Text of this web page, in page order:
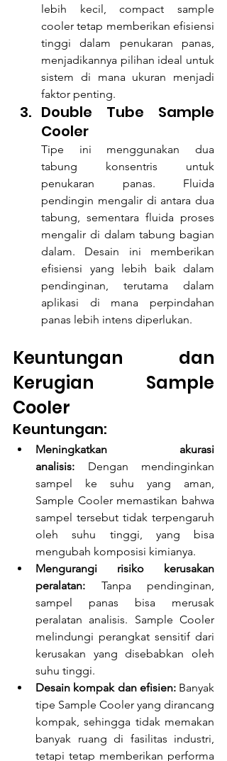
lebih kecil, compact sample
cooler tetap memberikan efisiensi
tinggi dalam penukaran panas,
menjadikannya pilihan ideal untuk
sistem di mana ukuran menjadi
faktor penting.
Double Tube Sample
Cooler
Tipe ini menggunakan dua
tabung konsentris untuk
penukaran panas. Fluida
pendingin mengalir di antara dua
tabung, sementara fluida proses
mengalir di dalam tabung bagian
dalam. Desain ini memberikan
efisiensi yang lebih baik dalam
pendinginan, terutama dalam
aplikasi di mana perpindahan
panas lebih intens diperlukan.
Keuntungan dan
Kerugian Sample
Cooler
Keuntungan:
Meningkatkan akurasi
analisis: Dengan mendinginkan
sampel ke suhu yang aman,
Sample Cooler memastikan bahwa
sampel tersebut tidak terpengaruh
oleh suhu tinggi, yang bisa
mengubah komposisi kimianya.
Mengurangi risiko kerusakan
peralatan: Tanpa pendinginan,
sampel panas bisa merusak
peralatan analisis. Sample Cooler
melindungi perangkat sensitif dari
kerusakan yang disebabkan oleh
suhu tinggi.
Desain kompak dan efisien: Banyak
tipe Sample Cooler yang dirancang
kompak, sehingga tidak memakan
banyak ruang di fasilitas industri,
tetapi tetap memberikan performa